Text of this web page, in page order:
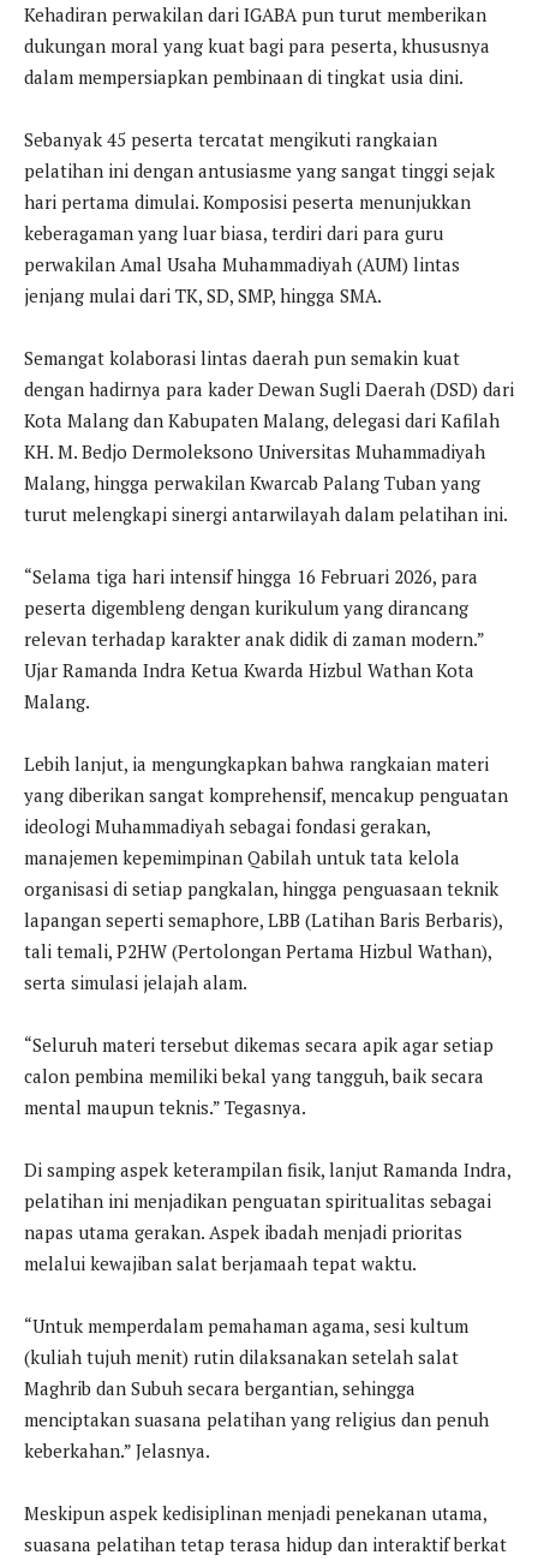
Kehadiran perwakilan dari IGABA pun turut memberikan
dukungan moral yang kuat bagi para peserta, khususnya
dalam mempersiapkan pembinaan di tingkat usia dini.
Sebanyak 45 peserta tercatat mengikuti rangkaian
pelatihan ini dengan antusiasme yang sangat tinggi sejak
hari pertama dimulai. Komposisi peserta menunjukkan
keberagaman yang luar biasa, terdiri dari para guru
perwakilan Amal Usaha Muhammadiyah (AUM) lintas
jenjang mulai dari TK, SD, SMP, hingga SMA.
Semangat kolaborasi lintas daerah pun semakin kuat
dengan hadirnya para kader Dewan Sugli Daerah (DSD) dari
Kota Malang dan Kabupaten Malang, delegasi dari Kafilah
KH. M. Bedjo Dermoleksono Universitas Muhammadiyah
Malang, hingga perwakilan Kwarcab Palang Tuban yang
turut melengkapi sinergi antarwilayah dalam pelatihan ini.
“Selama tiga hari intensif hingga 16 Februari 2026, para
peserta digembleng dengan kurikulum yang dirancang
relevan terhadap karakter anak didik di zaman modern.”
Ujar Ramanda Indra Ketua Kwarda Hizbul Wathan Kota
Malang.
Lebih lanjut, ia mengungkapkan bahwa rangkaian materi
yang diberikan sangat komprehensif, mencakup penguatan
ideologi Muhammadiyah sebagai fondasi gerakan,
manajemen kepemimpinan Qabilah untuk tata kelola
organisasi di setiap pangkalan, hingga penguasaan teknik
lapangan seperti semaphore, LBB (Latihan Baris Berbaris),
tali temali, P2HW (Pertolongan Pertama Hizbul Wathan),
serta simulasi jelajah alam.
“Seluruh materi tersebut dikemas secara apik agar setiap
calon pembina memiliki bekal yang tangguh, baik secara
mental maupun teknis.” Tegasnya.
Di samping aspek keterampilan fisik, lanjut Ramanda Indra,
pelatihan ini menjadikan penguatan spiritualitas sebagai
napas utama gerakan. Aspek ibadah menjadi prioritas
melalui kewajiban salat berjamaah tepat waktu.
“Untuk memperdalam pemahaman agama, sesi kultum
(kuliah tujuh menit) rutin dilaksanakan setelah salat
Maghrib dan Subuh secara bergantian, sehingga
menciptakan suasana pelatihan yang religius dan penuh
keberkahan.” Jelasnya.
Meskipun aspek kedisiplinan menjadi penekanan utama,
suasana pelatihan tetap terasa hidup dan interaktif berkat